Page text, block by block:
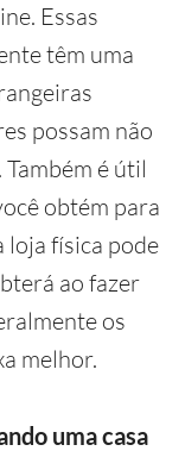
Essas
têm uma
possam não
é útil
obtém para
loja física pode
ao fazer
os
melhor.
uma casa